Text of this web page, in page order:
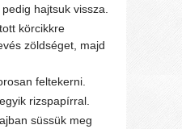
hajtsuk vissza.
körcikkre
zöldséget, majd
feltekerni.
rizspapírral.
süssük meg